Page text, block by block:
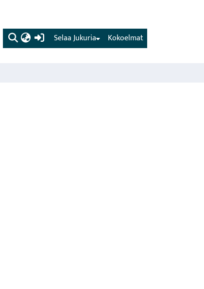
(current) Kokoelmat
Selaa Jukuria